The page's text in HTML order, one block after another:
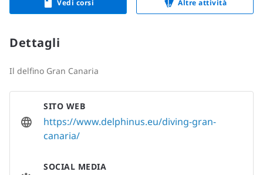
Vedi corsi Altre attività
Dettagli
Il delfino Gran Canaria
SITO WEB
https://www.delphinus.eu/diving-gran-
canaria/
SOCIAL MEDIA